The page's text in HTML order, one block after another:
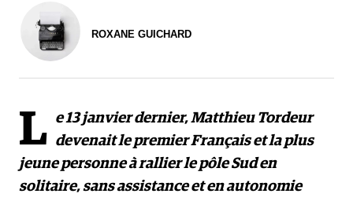
ROXANE GUICHARD
L e 13 janvier dernier, Matthieu Tordeur
devenait le premier Français et la plus
jeune personne à rallier le pôle Sud en
solitaire, sans assistance et en autonomie